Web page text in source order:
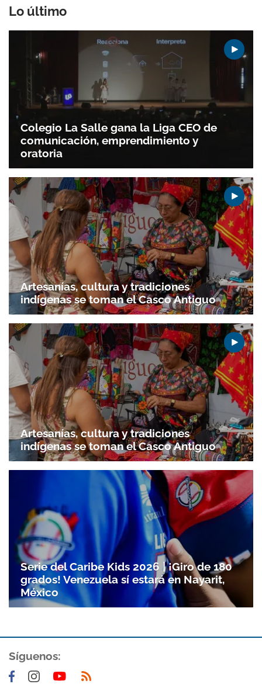
Lo último
Colegio La Salle gana la Liga CEO de
comunicación, emprendimiento y
oratoria
Artesanías, cultura y tradiciones
indígenas se toman el Casco Antiguo
Artesanías, cultura y tradiciones
indígenas se toman el Casco Antiguo
Serie del Caribe Kids 2026 | ¡Giro de 180
grados! Venezuela sí estará en Nayarit,
México
Síguenos: